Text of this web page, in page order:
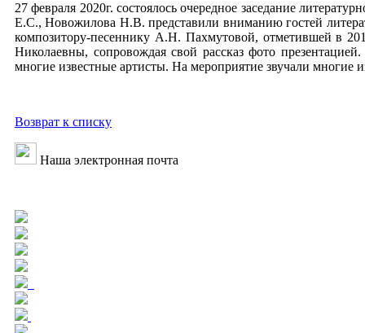
27 февраля 2020г. состоялось очередное заседание
Е.С., Новожилова Н.В. представили вниманию гостей
композитору-песеннику А.Н. Пахмутовой, отметившей в
Николаевны, сопровождая свой рассказ фото
многие известные артисты. На мероприятие звучали многие
Возврат к списку
Наша электронная почта